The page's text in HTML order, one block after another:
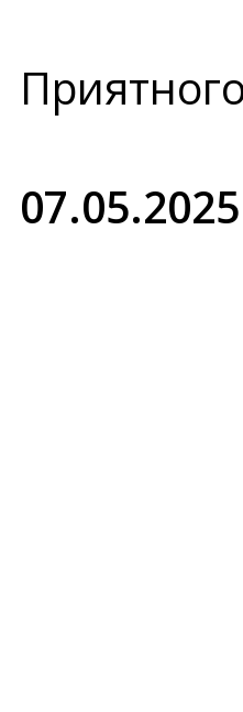
07.05.2025